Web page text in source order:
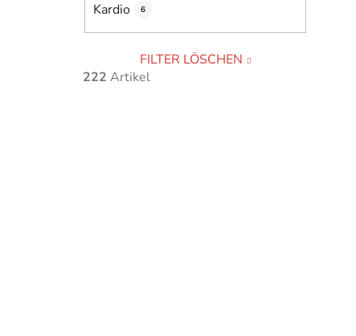
Kardio 6
FILTER LÖSCHEN
222 Artikel